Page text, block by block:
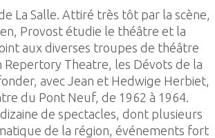
La Salle. Attiré très tôt par la scène,
Provost étudie le théâtre et la
aux diverses troupes de théâtre
Theatre, les Dévots de la
avec Jean et Hedwige Herbiet,
du Pont Neuf, de 1962 à 1964.
de spectacles, dont plusieurs
de la région, événements fort